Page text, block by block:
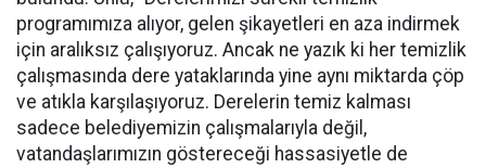
programımıza alıyor, gelen şikayetleri en aza indirmek
için aralıksız çalışıyoruz. Ancak ne yazık ki her temizlik
çalışmasında dere yataklarında yine aynı miktarda çöp
ve atıkla karşılaşıyoruz. Derelerin temiz kalması
sadece belediyemizin çalışmalarıyla değil,
vatandaşlarımızın göstereceği hassasiyetle de